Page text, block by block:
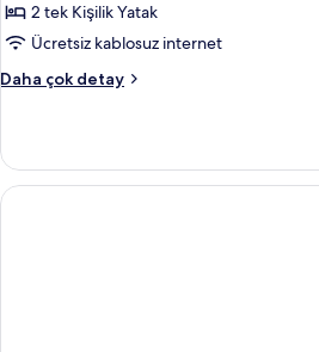
tüm
fotoğrafları
görün
2 tek Kişilik Yatak
Ücretsiz kablosuz internet
Daha çok detay
Standard
daha
fazla
detay